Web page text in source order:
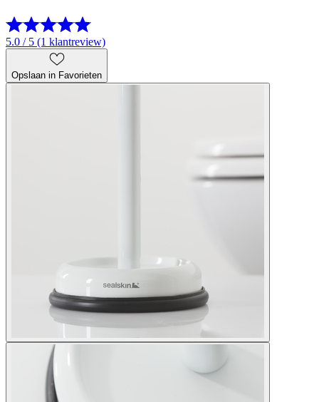
5.0 / 5 (1 klantreview)
Opslaan in Favorieten